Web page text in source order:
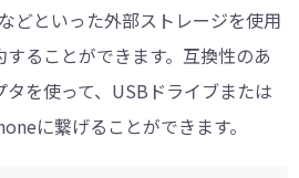
どといった外部ストレージを使用
ることができます。互換性のあ
を使って、USBドライブまたは
に繋げることができます。